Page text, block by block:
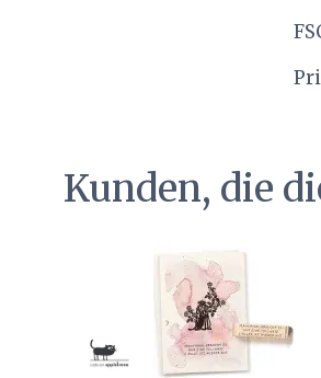
Kunden, die